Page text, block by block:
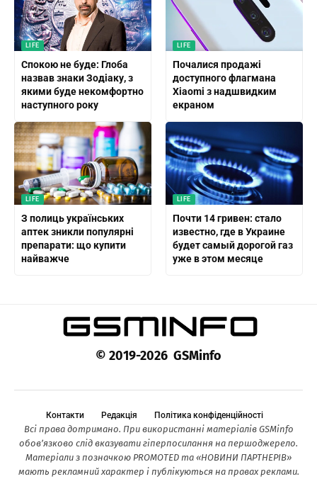
LIFE
Спокою не буде: Глоба
назвав знаки Зодіаку, з
якими буде некомфортно
наступного року
LIFE
Почалися продажі
доступного флагмана
Xiaomi з надшвидким
екраном
LIFE
З полиць українських
аптек зникли популярні
препарати: що купити
найважче
LIFE
Почти 14 гривен: стало
известно, где в Украине
будет самый дорогой газ
уже в этом месяце
© 2019-2026 GSMinfo
Контакти Редакція Політика конфіденційності
Всі права дотримано. При використанні матеріалів GSMinfo
обов’язково слід вказувати гіперпосилання на першоджерело.
Матеріали з позначкою PROMOTED та «НОВИНИ ПАРТНЕРІВ»
мають рекламний характер і публікуються на правах реклами.